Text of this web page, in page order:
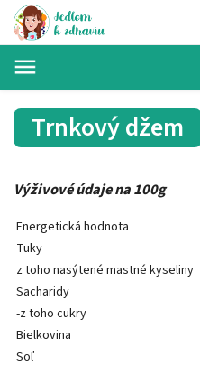
Trnkový džem
Výživové údaje na 100g
Energetická hodnota
Tuky
z toho nasýtené mastné kyseliny
Sacharidy
-z toho cukry
Bielkovina
Soľ